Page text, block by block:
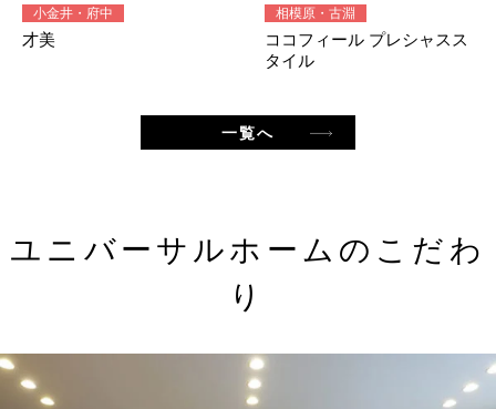
才美
小金井・府中
ココフィール プレシャスス
タイル
相模原・古淵
一覧へ
ユニバーサルホームのこだわ
り